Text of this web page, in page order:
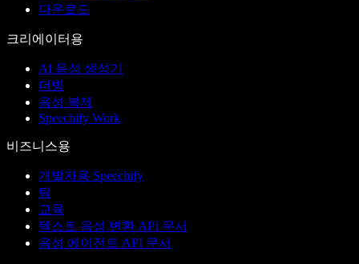
다운로드
크리에이터용
AI 음성 생성기
더빙
음성 복제
Speechify Work
비즈니스용
개발자용 Speechify
팀
교육
텍스트 음성 변환 API 문서
음성 에이전트 API 문서